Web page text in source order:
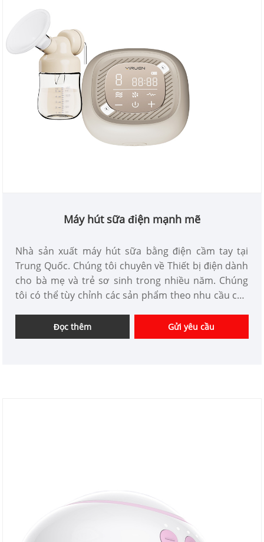
Máy hút sữa điện mạnh mẽ
Nhà sản xuất máy hút sữa bằng điện cầm tay tại
Trung Quốc. Chúng tôi chuyên về Thiết bị điện dành
cho bà mẹ và trẻ sơ sinh trong nhiều năm. Chúng
tôi có thể tùy chỉnh các sản phẩm theo nhu cầu của
cấp thiết bị điện chuyên nghiệp cho bà mẹ và trẻ sơ
sinh tại Trung Quốc.
Đọc thêm Gửi yêu cầu